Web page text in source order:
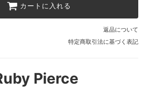
カートに入れる
返品について
特定商取引法に基づく表記
Pierce